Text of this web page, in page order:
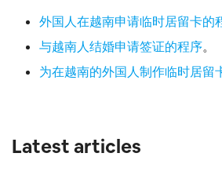
外国人在越南申请临时居留卡的
与越南人结婚申请签证的程序。
为在越南的外国人制作临时居留
Latest articles